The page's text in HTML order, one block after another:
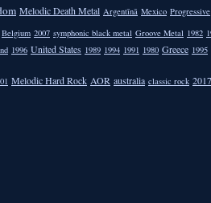
Melodic Death Metal Argentīnā Mexico Progressive
Belgium 2007 symphonic black metal Groove Metal 1982
1996 United States 1989 1994 1991 1980 Greece 1995
Melodic Hard Rock AOR australia classic rock 2017